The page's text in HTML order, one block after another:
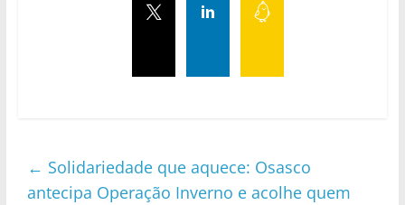
← Solidariedade que aquece: Osasco
antecipa Operação Inverno e acolhe quem